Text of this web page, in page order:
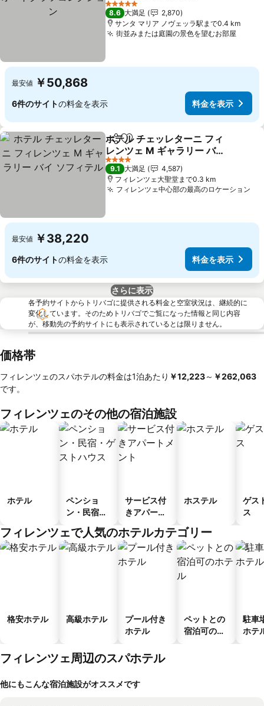
料金を表示
5 ホテルのランク
8.6 大満足
2,870
サンタ マリア ノヴェッラ駅まで0.4 km
街並みまたは庭園の景色を望むお部屋料金
最安値 ￥50,868
6件のサイトの料金を表示 料金を表示
シェアお気に入りに追加
ホテル チェッレターニ フィ
レンツェ M ギャラリー バイ
ソフィテル
料金を表示
4 ホテルのランク
9.1 大満足
4,587
フィレンツェ大聖堂まで0.3 km
フィレンツェ中心部の最高のロケーション
最安値 ￥38,220
6件のサイトの料金を表示 料金を表示
さらに表示
各予約サイトからトリバゴに提供される料金と空室状況は、継続的に
変化しています。そのためトリバゴでご覧になった情報と同じ内容
が、移動先の予約サイトにも表示されているとは限りません。
価格帯
フィレンツェのスパホテルの料金は1泊あたり ‎￥12,223～ ‎￥262,063
です。
フィレンツェのその他の宿泊施設
ホテル
ペンショ
ン・民宿・
ス
サービス付
きアパート
ホステル
ゲス
ス
フィレンツェで人気のホテルカテゴリー
格安ホテル 高級ホテル
プール付き
ホテル
ペットとの
宿泊可のホ
駐車
ホテ
フィレンツェ周辺のスパホテル
他にもこんな宿泊施設がオススメです